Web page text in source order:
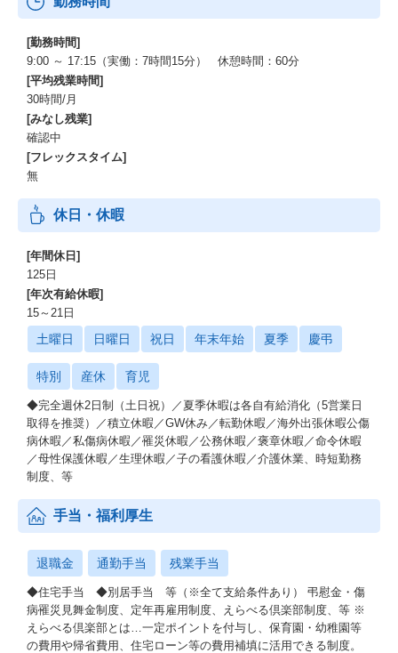
[勤務時間]
9:00 ～ 17:15（実働：7時間15分） 休憩時間：60分
[平均残業時間]
30時間/月
[みなし残業]
確認中
[フレックスタイム]
無
休日・休暇
[年間休日]
125日
[年次有給休暇]
15～21日
土曜日 日曜日 祝日 年末年始 夏季 慶弔
特別 産休 育児
◆完全週休2日制（土日祝）／夏季休暇は各自有給消化（5営業日
取得を推奨）／積立休暇／GW休み／転勤休暇／海外出張休暇公傷
病休暇／私傷病休暇／罹災休暇／公務休暇／褒章休暇／命令休暇
／母性保護休暇／生理休暇／子の看護休暇／介護休業、時短勤務
制度、等
手当・福利厚生
退職金 通勤手当 残業手当
◆住宅手当 ◆別居手当 等（※全て支給条件あり） 弔慰金・傷
病罹災見舞金制度、定年再雇用制度、えらべる倶楽部制度、等 ※
えらべる倶楽部とは…一定ポイントを付与し、保育園・幼稚園等
の費用や帰省費用、住宅ローン等の費用補填に活用できる制度。